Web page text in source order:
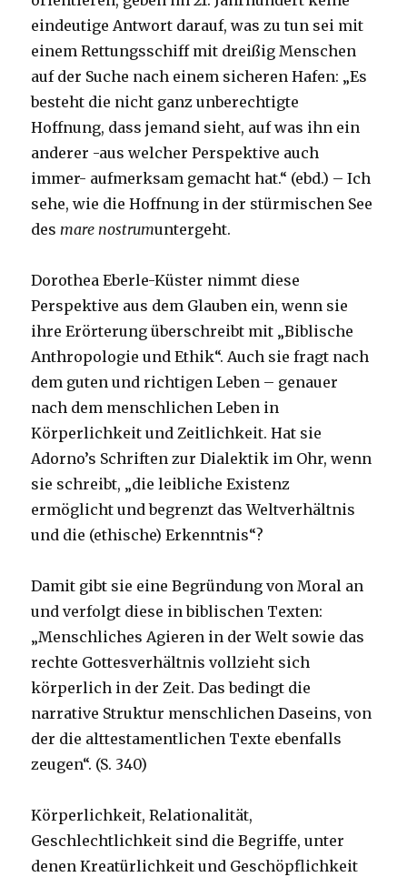
eindeutige Antwort darauf, was zu tun sei mit
einem Rettungsschiff mit dreißig Menschen
auf der Suche nach einem sicheren Hafen: „Es
besteht die nicht ganz unberechtigte
Hoffnung, dass jemand sieht, auf was ihn ein
anderer -aus welcher Perspektive auch
immer- aufmerksam gemacht hat.“ (ebd.) – Ich
sehe, wie die Hoffnung in der stürmischen See
desmare nostrumuntergeht.
Dorothea Eberle-Küster nimmt diese
Perspektive aus dem Glauben ein, wenn sie
ihre Erörterung überschreibt mit „Biblische
Anthropologie und Ethik“. Auch sie fragt nach
dem guten und richtigen Leben – genauer
nach dem menschlichen Leben in
Körperlichkeit und Zeitlichkeit. Hat sie
Adorno’s Schriften zur Dialektik im Ohr, wenn
sie schreibt, „die leibliche Existenz
ermöglicht und begrenzt das Weltverhältnis
und die (ethische) Erkenntnis“?
Damit gibt sie eine Begründung von Moral an
und verfolgt diese in biblischen Texten:
„Menschliches Agieren in der Welt sowie das
rechte Gottesverhältnis vollzieht sich
körperlich in der Zeit. Das bedingt die
narrative Struktur menschlichen Daseins, von
der die alttestamentlichen Texte ebenfalls
zeugen“. (S. 340)
Körperlichkeit, Relationalität,
Geschlechtlichkeit sind die Begriffe, unter
denen Kreatürlichkeit und Geschöpflichkeit